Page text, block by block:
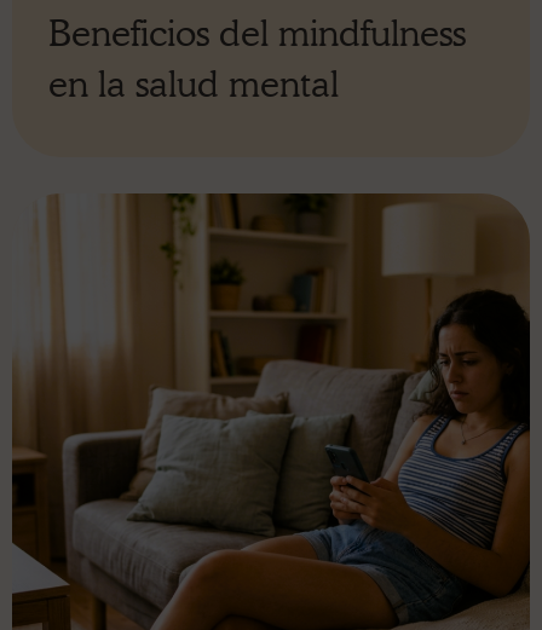
Beneficios del mindfulness
en la salud mental